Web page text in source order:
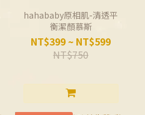
hahababy原相肌-清透平
衡潔顏慕斯
NT$399 ~ NT$599
NT$750